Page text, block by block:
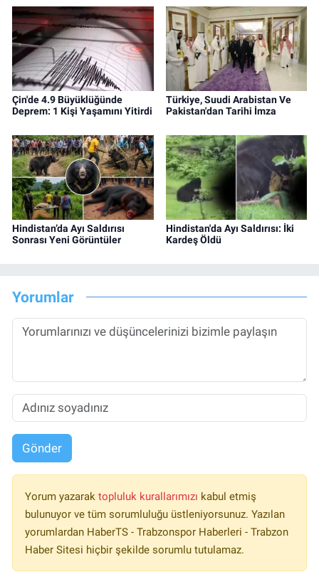
Çin'de 4.9 Büyüklüğünde
Deprem: 1 Kişi Yaşamını Yitirdi
Türkiye, Suudi Arabistan Ve
Pakistan'dan Tarihi İmza
Hindistan’da Ayı Saldırısı
Sonrası Yeni Görüntüler
Hindistan'da Ayı Saldırısı: İki
Kardeş Öldü
Yorumlar
Gönder
Yorum yazarak topluluk kurallarımızı kabul etmiş
bulunuyor ve tüm sorumluluğu üstleniyorsunuz. Yazılan
yorumlardan HaberTS - Trabzonspor Haberleri - Trabzon
Haber Sitesi hiçbir şekilde sorumlu tutulamaz.